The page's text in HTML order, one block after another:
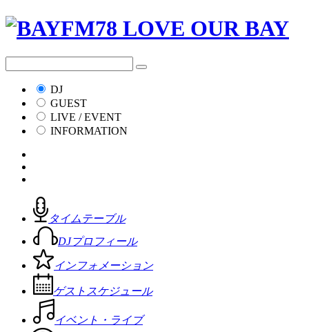
DJ
GUEST
LIVE / EVENT
INFORMATION
タイムテーブル
DJプロフィール
インフォメーション
ゲストスケジュール
イベント・ライブ